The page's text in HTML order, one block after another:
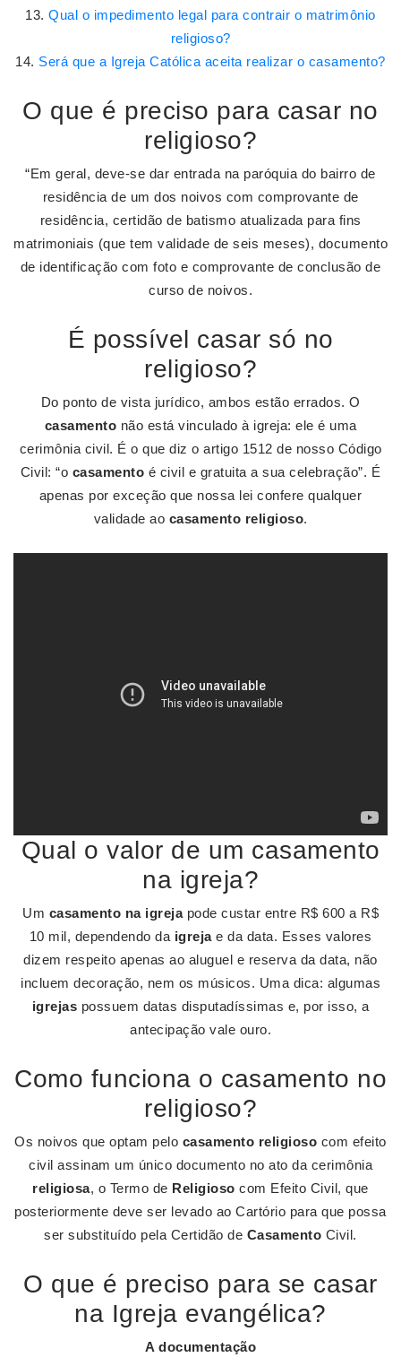
Qual o impedimento legal para contrair o matrimônio
religioso?
Será que a Igreja Católica aceita realizar o casamento?
O que é preciso para casar no
religioso?
“Em geral, deve-se dar entrada na paróquia do bairro de
residência de um dos noivos com comprovante de
residência, certidão de batismo atualizada para fins
matrimoniais (que tem validade de seis meses), documento
de identificação com foto e comprovante de conclusão de
curso de noivos.
É possível casar só no
religioso?
Do ponto de vista jurídico, ambos estão errados. O
casamento não está vinculado à igreja: ele é uma
cerimônia civil. É o que diz o artigo 1512 de nosso Código
Civil: “o casamento é civil e gratuita a sua celebração”. É
apenas por exceção que nossa lei confere qualquer
validade ao casamento religioso.
Qual o valor de um casamento
na igreja?
Um casamento na igrejapode custar entre R$ 600 a R$
10 mil, dependendo da igrejae da data. Esses valores
dizem respeito apenas ao aluguel e reserva da data, não
incluem decoração, nem os músicos. Uma dica: algumas
igrejas possuem datas disputadíssimas e, por isso, a
antecipação vale ouro.
Como funciona o casamento no
religioso?
Os noivos que optam pelo casamento religioso com efeito
civil assinam um único documento no ato da cerimônia
religiosa, o Termo de Religioso com Efeito Civil, que
posteriormente deve ser levado ao Cartório para que possa
ser substituído pela Certidão de Casamento Civil.
O que é preciso para se casar
na Igreja evangélica?
A documentação